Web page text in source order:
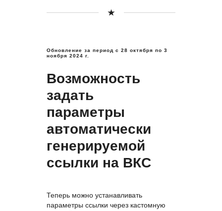
Обновление за период с 28 октября по 3
ноября 2024 г.
Возможность
задать
параметры
автоматически
генерируемой
ссылки на ВКС
Теперь можно устанавливать
параметры ссылки через кастомную